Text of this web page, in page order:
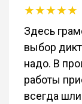
Здесь
выбор
надо. В
работы
всегда